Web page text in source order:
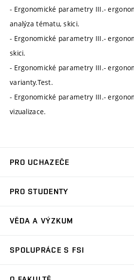
- Ergonomické parametry III.-
analýza tématu, skici.
- Ergonomické parametry III.-
skici.
- Ergonomické parametry III.-
varianty.Test.
- Ergonomické parametry III.-
vizualizace.
PRO UCHAZEČE
Ambasadoři studia
Zápisy
PRO STUDENTY
Studijní předpisy
VĚDA A VÝZKUM
Oblasti výzkumu
SPOLUPRÁCE S FSI